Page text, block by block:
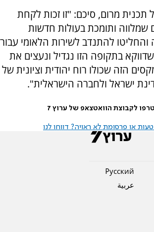
תכנית מרום, סיכם: "זו זכות לקחת
שמלווה ותומכת בעולות חדשות
להתנדב לשירות הלאומי עבור
שדווקא בתקופה הזו נגדיל ונעצים את
הזה שכולו רוח יהודית וציונית של
ישראל ולחברה הישראלית".
לקבוצת הוואטצאפ של ערוץ 7
או פרסומת לא ראויה? דווחו לנו
Pусский
عربية